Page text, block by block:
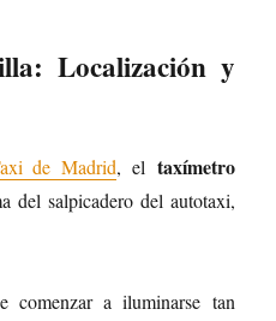
Localización y
de Madrid, el taxímetro
del salpicadero del autotaxi,
comenzar a iluminarse tan